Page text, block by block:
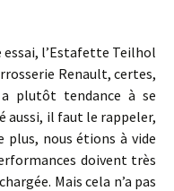
l’Estafette Teilhol
Renault, certes,
plutôt tendance à se
aussi, il faut le rappeler,
plus, nous étions à vide
doivent très
Mais cela n’a pas